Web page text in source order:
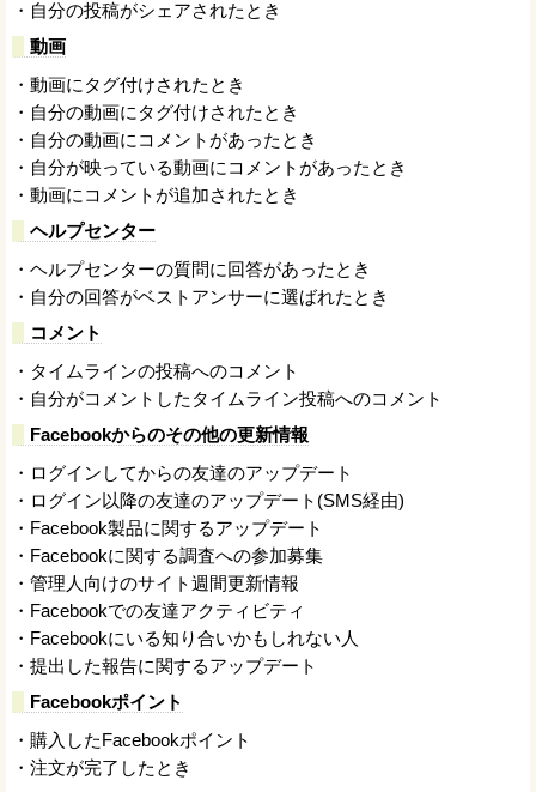
・自分の投稿がシェアされたとき
動画
・動画にタグ付けされたとき
・自分の動画にタグ付けされたとき
・自分の動画にコメントがあったとき
・自分が映っている動画にコメントがあったとき
・動画にコメントが追加されたとき
ヘルプセンター
・ヘルプセンターの質問に回答があったとき
・自分の回答がベストアンサーに選ばれたとき
コメント
・タイムラインの投稿へのコメント
・自分がコメントしたタイムライン投稿へのコメント
Facebookからのその他の更新情報
・ログインしてからの友達のアップデート
・ログイン以降の友達のアップデート(SMS経由)
・Facebook製品に関するアップデート
・Facebookに関する調査への参加募集
・管理人向けのサイト週間更新情報
・Facebookでの友達アクティビティ
・Facebookにいる知り合いかもしれない人
・提出した報告に関するアップデート
Facebookポイント
・購入したFacebookポイント
・注文が完了したとき